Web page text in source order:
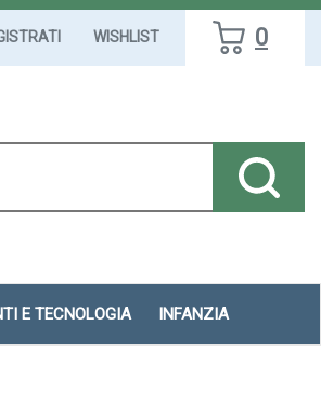
WISHLIST 0
E TECNOLOGIA INFANZIA